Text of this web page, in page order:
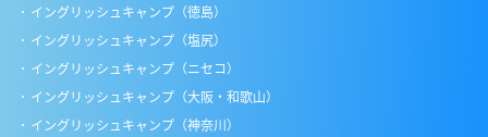
イングリッシュキャンプ（徳島）
イングリッシュキャンプ（塩尻）
イングリッシュキャンプ（ニセコ）
イングリッシュキャンプ（大阪・和歌山）
イングリッシュキャンプ（神奈川）